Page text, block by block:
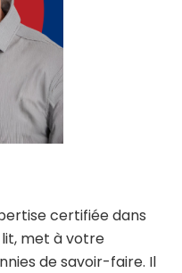
certifiée dans
lit, met à votre
de savoir-faire. Il